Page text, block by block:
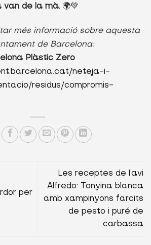
van de la mà. 🌍💚
més informació sobre aquesta
de Barcelona:
Plàstic Zero
neteja-i-
residus/compromis-
per
Les receptes de l’avi
Alfredo: Tonyina blanca
amb xampinyons farcits
de pesto i puré de
carbassa